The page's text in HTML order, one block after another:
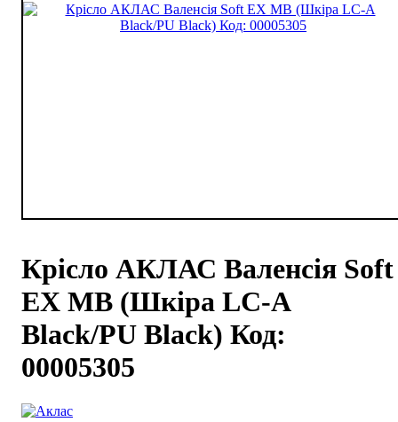
Крісло АКЛАС Валенсія Soft
EX MB (Шкіра LC-A
Black/PU Black) Код:
00005305